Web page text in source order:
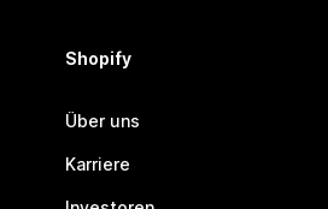
Shopify
Über uns
Karriere